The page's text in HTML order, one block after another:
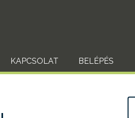
KAPCSOLAT BELÉPÉS